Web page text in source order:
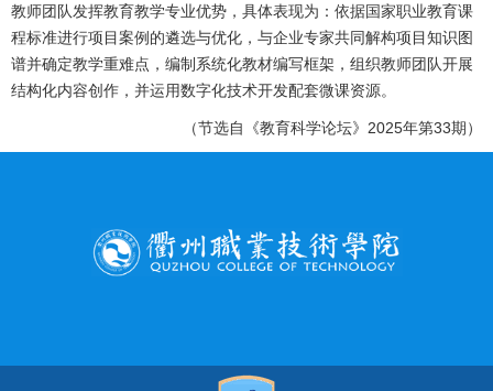
教师团队发挥教育教学专业优势，具体表现为：依据国家职业教育课
程标准进行项目案例的遴选与优化，与企业专家共同解构项目知识图
谱并确定教学重难点，编制系统化教材编写框架，组织教师团队开展
结构化内容创作，并运用数字化技术开发配套微课资源。
（节选自《教育科学论坛》2025年第33期）